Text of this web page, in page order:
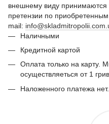
внешнему виду принимаются
претензии по
mail:
Наличными
Кредитной картой
Оплата только на карту.
осуществляеться от 1
Наложенного платежа нет.